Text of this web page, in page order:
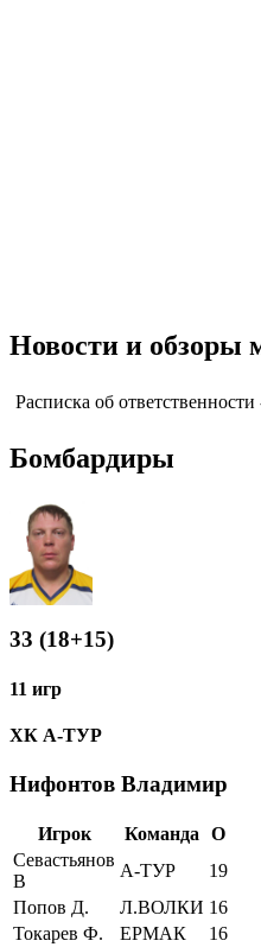
Новости и обзоры
Расписка об ответственности
Бомбардиры
33 (18+15)
11 игр
ХК А-ТУР
Нифонтов Владимир
Игрок Команда
О
Севастьянов
В
А-ТУР
19
Попов Д.
Л.ВОЛКИ 16
Токарев Ф.
ЕРМАК
16